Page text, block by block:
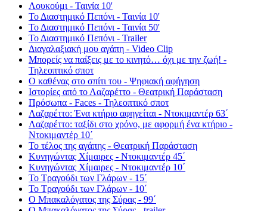
Λουκούμι - Ταινία 10'
Το Διαστημικό Πεπόνι - Ταινία 10'
Το Διαστημικό Πεπόνι - Ταινία 50'
Το Διαστημικό Πεπόνι - Trailer
Διαγαλαξιακή μου αγάπη - Video Clip
Μπορείς να παίξεις με το κινητό… όχι με την ζωή! -
Τηλεοπτικό σποτ
Ο καθένας στο σπίτι του - Ψηφιακή αφήγηση
Ιστορίες από το Λαζαρέττο - Θεατρική Παράσταση
Πρόσωπα - Faces - Τηλεοπτικό σποτ
Λαζαρέττο: Ένα κτήριο αφηγείται - Ντοκιμαντέρ 63΄
Λαζαρέττο: ταξίδι στο χρόνο, με αφορμή ένα κτήριο -
Ντοκιμαντέρ 10΄
Το τέλος της αγάπης - Θεατρική Παράσταση
Κυνηγώντας Χίμαιρες - Ντοκιμαντέρ 45΄
Κυνηγώντας Χίμαιρες - Ντοκιμαντέρ 10΄
Το Τραγούδι των Γλάρων - 15΄
Το Τραγούδι των Γλάρων - 10΄
Ο Μπακαλόγατος της Σύρας - 99΄